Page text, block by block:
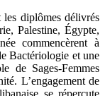
diplômes délivrés
Palestine, Égypte,
commencèrent à
Bactériologie et une
de Sages-Femmes
L’engagement de
se répercute